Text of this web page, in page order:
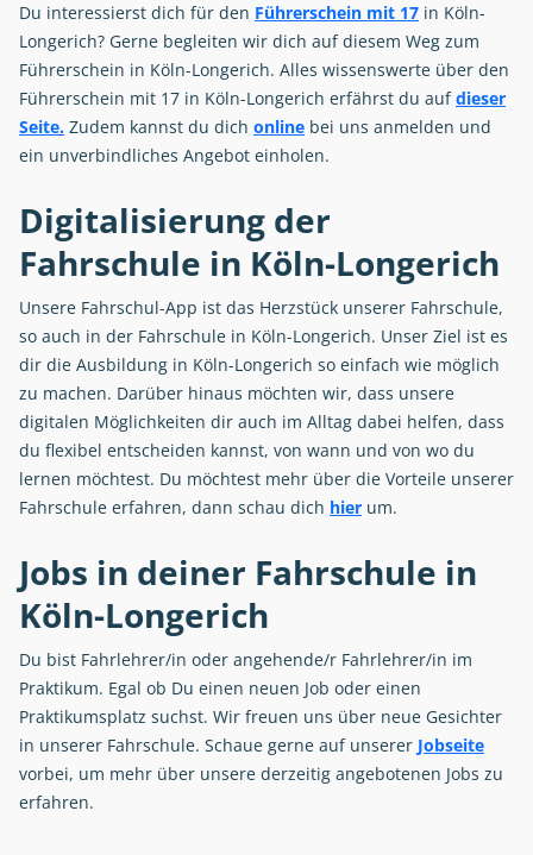
Du interessierst dich für den Führerschein mit 17 in Köln-
Longerich? Gerne begleiten wir dich auf diesem Weg zum
Führerschein in Köln-Longerich. Alles wissenswerte über den
Führerschein mit 17 in Köln-Longerich erfährst du aufdieser
Seite. Zudem kannst du dich online bei uns anmelden und
ein unverbindliches Angebot einholen.
Digitalisierung der
Fahrschule in Köln-Longerich
Unsere Fahrschul-App ist das Herzstück unserer Fahrschule,
so auch in der Fahrschule in Köln-Longerich. Unser Ziel ist es
dir die Ausbildung in Köln-Longerich so einfach wie möglich
zu machen. Darüber hinaus möchten wir, dass unsere
digitalen Möglichkeiten dir auch im Alltag dabei helfen, dass
du flexibel entscheiden kannst, von wann und von wo du
lernen möchtest. Du möchtest mehr über die Vorteile unserer
Fahrschule erfahren, dann schau dich hier um.
Jobs in deiner Fahrschule in
Köln-Longerich
Du bist Fahrlehrer/in oder angehende/r Fahrlehrer/in im
Praktikum. Egal ob Du einen neuen Job oder einen
Praktikumsplatz suchst. Wir freuen uns über neue Gesichter
in unserer Fahrschule. Schaue gerne auf unserer Jobseite
vorbei, um mehr über unsere derzeitig angebotenen Jobs zu
erfahren.